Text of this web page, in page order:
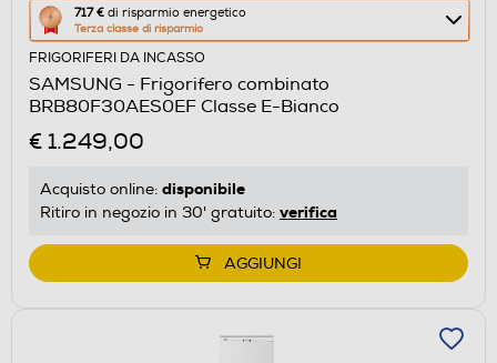
717 € di risparmio energetico
Terza classe di risparmio
Questa
azione
aprirà
il
Calcolatore
di
energetico
Youreko.
FRIGORIFERI DA INCASSO
SAMSUNG - Frigorifero combinato
BRB80F30AES0EF Classe E-Bianco
€ 1.249,00
Acquisto online: disponibile
Ritiro in negozio in 30' gratuito: verifica
AGGIUNGI